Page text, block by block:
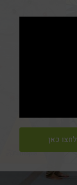
כאן